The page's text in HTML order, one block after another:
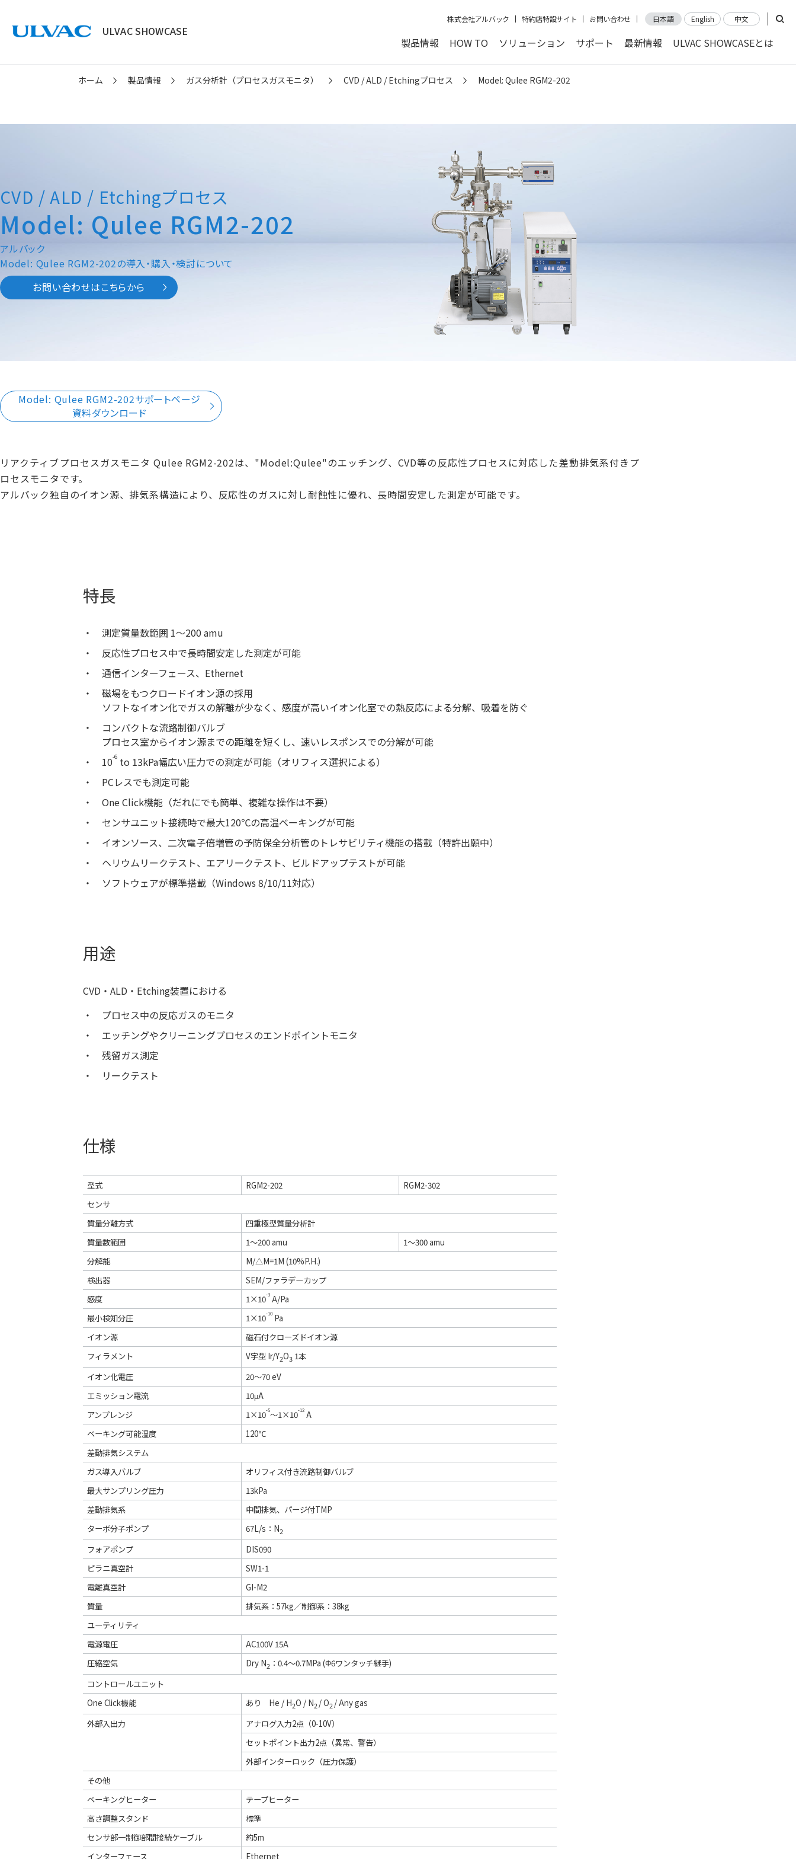
ULVAC SHOWCASE
株式会社アルバック 特約店特設サイト お問い合わせ 日本語 English 中文
製品情報 HOW TO ソリューション サポート 最新情報 ULVAC SHOWCASEとは
ホーム 製品情報 ガス分析計（プロセスガスモニタ） CVD / ALD / Etchingプロセス Model: Qulee RGM2-202
CVD / ALD / Etchingプロセス
Model: Qulee RGM2-202
アルバック
Model: Qulee RGM2-202の導入・購入・検討について
お問い合わせはこちらから
Model: Qulee RGM2-202サポートページ
資料ダウンロード
リアクティブプロセスガスモニタ Qulee RGM2-202は、"Model:Qulee"のエッチング、CVD等の反応性プロセスに対応した差動排気系付きプ
ロセスモニタです。
アルバック独自のイオン源、排気系構造により、反応性のガスに対し耐蝕性に優れ、長時間安定した測定が可能です。
特長
測定質量数範囲 1～200 amu
反応性プロセス中で長時間安定した測定が可能
通信インターフェース、Ethernet
磁場をもつクロードイオン源の採用
ソフトなイオン化でガスの解離が少なく、感度が高いイオン化室での熱反応による分解、吸着を防ぐ
コンパクトな流路制御バルブ
プロセス室からイオン源までの距離を短くし、速いレスポンスでの分解が可能
10-6 to 13kPa幅広い圧力での測定が可能（オリフィス選択による）
PCレスでも測定可能
One Click機能（だれにでも簡単、複雑な操作は不要）
センサユニット接続時で最大120℃の高温ベーキングが可能
イオンソース、二次電子倍増管の予防保全分析管のトレサビリティ機能の搭載（特許出願中）
ヘリウムリークテスト、エアリークテスト、ビルドアップテストが可能
ソフトウェアが標準搭載 （Windows 8/10/11対応）
用途
CVD・ALD・Etching装置における
プロセス中の反応ガスのモニタ
エッチングやクリーニングプロセスのエンドポイントモニタ
残留ガス測定
リークテスト
仕様
型式 RGM2-202
RGM2-302
センサ
質量分離方式
四重極型質量分析計
質量数範囲
1～200 amu
1～300 amu
分解能
M/△M=1M (10%P.H.)
検出器
SEM/ファラデーカップ
感度
1×10-3A/Pa
最小検知分圧
1×10-10Pa
イオン源
磁石付クローズドイオン源
フィラメント
V字型 Ir/Y2O31本
イオン化電圧
20～70 eV
エミッション電流
10μA
アンプレンジ
1×10-5～1×10-12A
ベーキング可能温度
120℃
差動排気システム
ガス導入バルブ
オリフィス付き流路制御バルブ
最大サンプリング圧力
13kPa
差動排気系
中間排気、パージ付TMP
ターボ分子ポンプ
67L/s：N2
フォアポンプ
DIS090
ピラニ真空計
SW1-1
電離真空計
GI-M2
質量
排気系：57kg／制御系：38kg
ユーティリティ
電源電圧
AC100V 15A
圧縮空気
Dry N2：0.4～0.7MPa (Φ6ワンタッチ継手)
コントロールユニット
One Click機能
あり He / H2O / N2/ O2/ Any gas
外部入出力
アナログ入力2点（0-10V）
セットポイント出力2点（異常、警告）
外部インターロック（圧力保護）
その他
ベーキングヒーター
テープヒーター
高さ調整スタンド
標準
センサ部一制御部間接続ケーブル
約5m
インターフェース
Ethernet